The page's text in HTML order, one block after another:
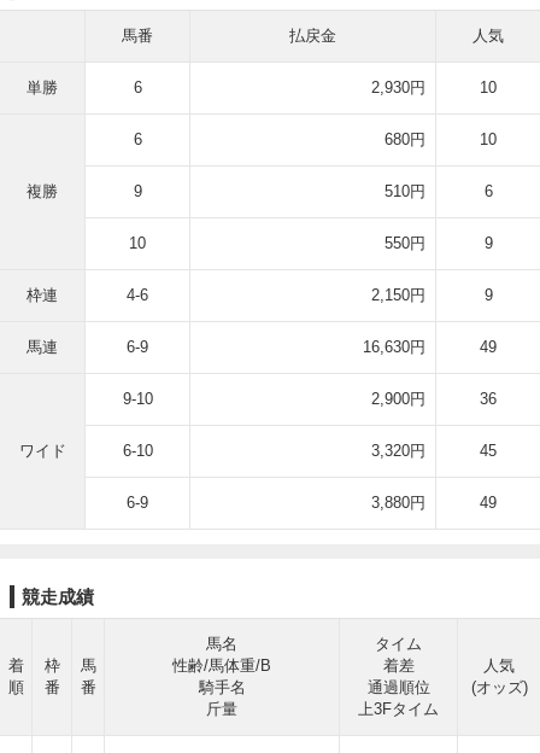
馬番 払戻金 人気
単勝 6 2,930円 10
複勝
6 680円 10
9 510円 6
10 550円 9
枠連 4-6 2,150円 9
馬連 6-9 16,630円 49
ワイド
9-10 2,900円 36
6-10 3,320円 45
6-9 3,880円 49
競走成績
着
順
枠
番
馬
番
馬名
性齢/馬体重/B
騎手名
斤量
タイム
着差
通過順位
上3Fタイム
人気
(オッズ)